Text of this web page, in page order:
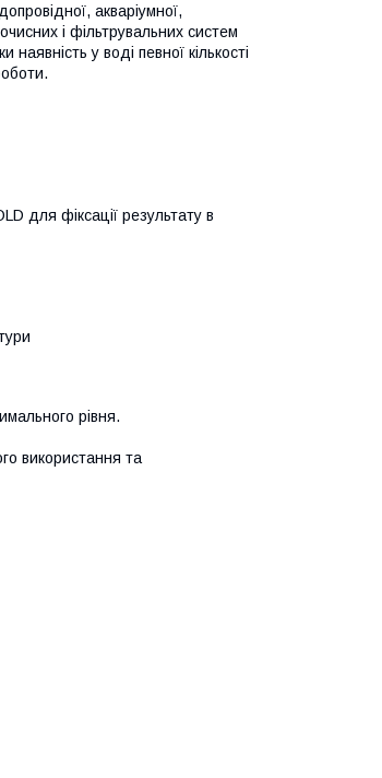
акваріумної,
і фільтрувальних систем
у воді певної кількості
для фіксації результату в
рівня.
використання та